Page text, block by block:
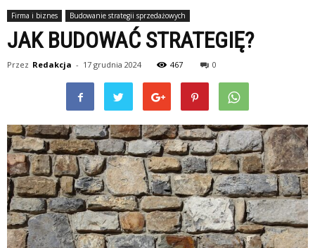
Firma i biznes Budowanie strategii sprzedażowych
JAK BUDOWAĆ STRATEGIĘ?
Przez Redakcja - 17 grudnia 2024 467 0